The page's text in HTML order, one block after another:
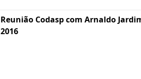
Reunião Codasp com Arnaldo
2016